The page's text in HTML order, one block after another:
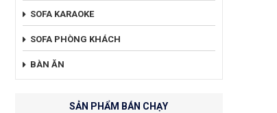
SOFA KARAOKE
SOFA PHÒNG KHÁCH
BÀN ĂN
SẢN PHẨM BÁN CHẠY